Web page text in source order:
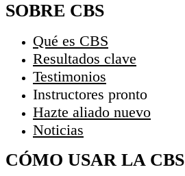
SOBRE CBS
Qué es CBS
Resultados clave
Testimonios
Instructores pronto
Hazte aliado nuevo
Noticias
CÓMO USAR LA CBS